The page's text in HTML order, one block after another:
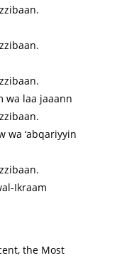
wa laa jaaann
wa ‘abqariyyin
Ikraam
the Most